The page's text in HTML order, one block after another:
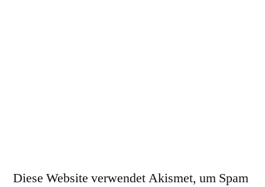
Diese Website verwendet Akismet, um Spam